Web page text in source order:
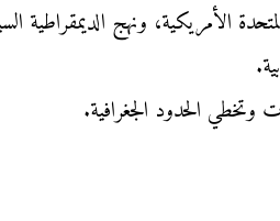
الأمريكية، ونهج
وتخطي الحدود الجغرافية.